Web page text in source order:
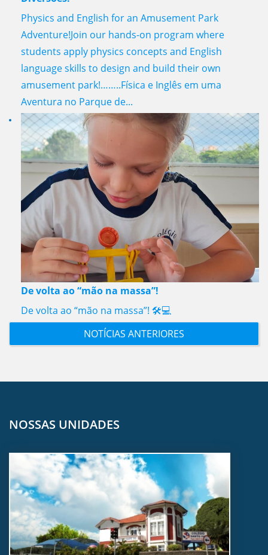
Physics and English for an Amusement Park
Adventure!Join our hands-on program where
students apply physics concepts and English
language skills to design and build their own
amusement park!……..Física e Inglês em uma
Aventura no Parque de...
De volta ao “mão na massa”!
De volta ao “mão na massa”! 🛠️💻
NOTÍCIAS ANTERIORES
NOSSAS UNIDADES